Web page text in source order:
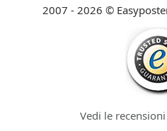
2007 - 2026 ©
Vedi le